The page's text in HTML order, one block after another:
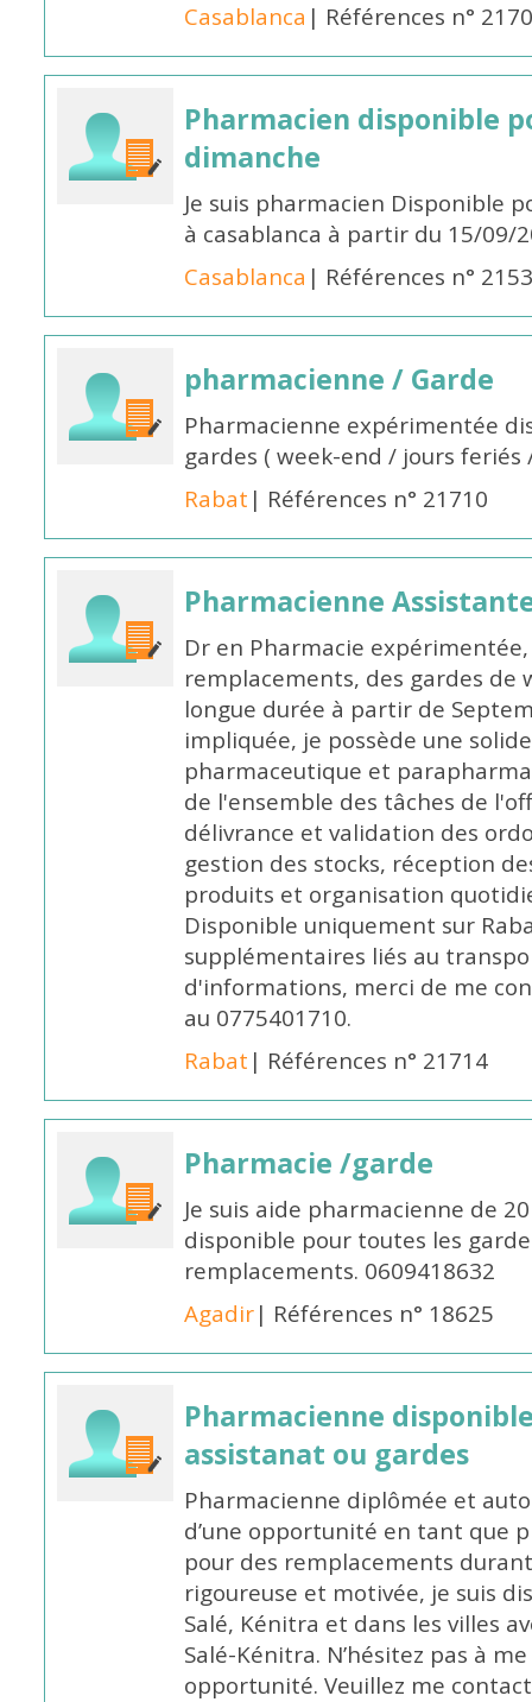
Casablanca | Références n°
Pharmacien disponible
dimanche
Je suis pharmacien Disponible
à casablanca à partir du 15/09/
Casablanca | Références n°
pharmacienne / Garde
Pharmacienne expérimentée
gardes ( week-end / jours
Rabat | Références n° 21710
Pharmacienne
Dr en Pharmacie
remplacements, des gardes de
longue durée à partir de
impliquée, je possède une
pharmaceutique et
de l'ensemble des tâches de
délivrance et validation des
gestion des stocks, réception
produits et organisation
Disponible uniquement sur
supplémentaires liés au
d'informations, merci de me
au 0775401710.
Rabat | Références n° 21714
Pharmacie /garde
Je suis aide pharmacienne de
disponible pour toutes les
remplacements. 0609418632
Agadir| Références n° 18625
Pharmacienne
assistanat ou gardes
Pharmacienne diplômée et
d’une opportunité en tant que
pour des remplacements
rigoureuse et motivée, je suis
Salé, Kénitra et dans les villes
Salé-Kénitra. N’hésitez pas à
opportunité. Veuillez me